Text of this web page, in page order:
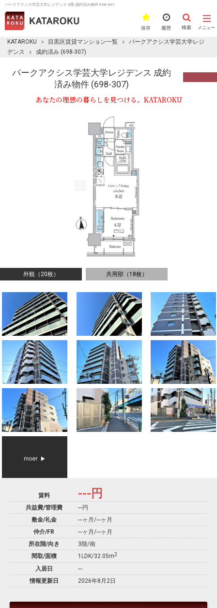
パークアクシス学芸大学レジデンス 3階 成約済み物件 698-307
メニュー
検索
履歴
保存
KATAROKU 目黒区賃貸マンション一覧
パークアクシス学芸大学レジ
デンス
成約済み (698-307)
パークアクシス学芸大学レジデンス 成約
済み物件 (698-307)
あなたの理想の暮らしを見つける。KATAROKU
外観（20枚） 共用部（18枚）
賃料 --- 円
共益費/管理費
---円
敷金/礼金
---ヶ月 /---ヶ月
仲介/FR
---ヶ月 /---ヶ月
所在階/向き
3階/南
間取/面積
1LDK/32.05m2
入居日
---
情報更新日
2026年8月2日